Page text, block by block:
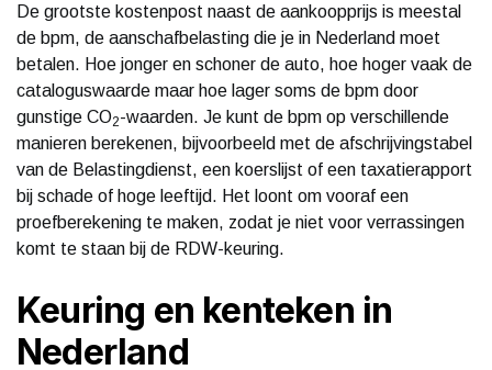
De grootste kostenpost naast de aankoopprijs is meestal
de bpm, de aanschafbelasting die je in Nederland moet
betalen. Hoe jonger en schoner de auto, hoe hoger vaak de
cataloguswaarde maar hoe lager soms de bpm door
gunstige CO2-waarden. Je kunt de bpm op verschillende
manieren berekenen, bijvoorbeeld met de afschrijvingstabel
van de Belastingdienst, een koerslijst of een taxatierapport
bij schade of hoge leeftijd. Het loont om vooraf een
proefberekening te maken, zodat je niet voor verrassingen
komt te staan bij de RDW-keuring.
Keuring en kenteken in
Nederland